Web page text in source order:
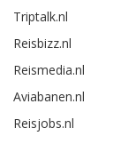
Triptalk.nl
Reisbizz.nl
Reismedia.nl
Aviabanen.nl
Reisjobs.nl